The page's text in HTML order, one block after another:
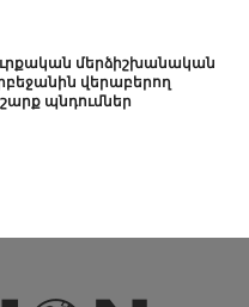
մերձիշխանական
վերաբերող
պնդումներ